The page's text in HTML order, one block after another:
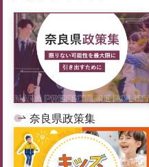
奈良県政策集